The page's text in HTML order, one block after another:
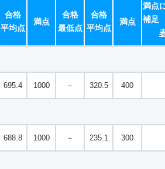
満点
補足
合格
平均点
満点
合格
最低点
合格
平均点
満点
695.4 1000 － 320.5 400
688.8 1000 － 235.1 300